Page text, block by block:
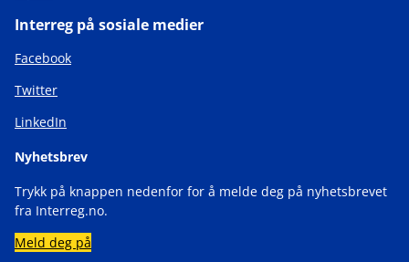
Interreg på sosiale medier
Facebook
Twitter
LinkedIn
Nyhetsbrev
Trykk på knappen nedenfor for å melde deg på nyhetsbrevet
fra Interreg.no.
Meld deg på